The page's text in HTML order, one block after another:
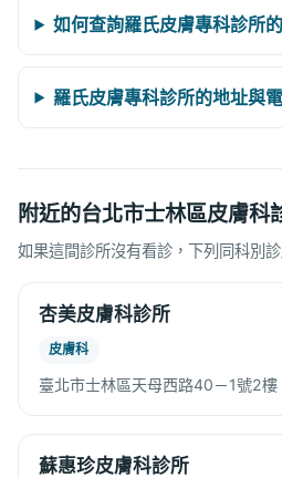
如何查詢羅氏皮膚專科診所
羅氏皮膚專科診所的地址與
附近的台北市士林區皮膚科
如果這間診所沒有看診，下列同科別
杏美皮膚科診所
皮膚科
臺北市士林區天母西路40－1號2樓
蘇惠珍皮膚科診所